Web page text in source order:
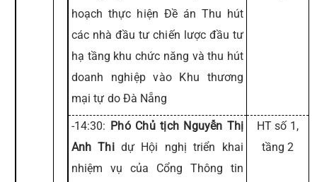
hoạch thực hiện Đề án Thu hút
các nhà đầu tư chiến lược đầu tư
hạ tầng khu chức năng và thu hút
doanh nghiệp vào Khu thương
mại tự do Đà Nẵng
-14:30: Phó Chủ tịch Nguyễn Thị
Anh Thidự Hội nghị triển khai
nhiệm vụ của Cổng Thông tin
HT số 1,
tầng 2